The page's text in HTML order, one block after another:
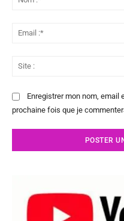
Enregistrer mon nom, email
prochaine fois que je